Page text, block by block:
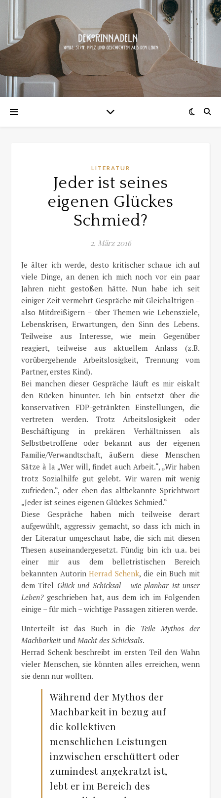
LITERATUR
Jeder ist seines
eigenen Glückes
Schmied?
2. März 2016
Je älter ich werde, desto kritischer schaue ich auf
viele Dinge, an denen ich mich noch vor ein paar
Jahren nicht gestoßen hätte. Nun habe ich seit
einiger Zeit vermehrt Gespräche mit Gleichaltrigen –
also Mitdreißigern – über Themen wie Lebensziele,
Lebenskrisen, Erwartungen, den Sinn des Lebens.
Teilweise aus Interesse, wie mein Gegenüber
reagiert, teilweise aus aktuellem Anlass (z.B.
vorübergehende Arbeitslosigkeit, Trennung vom
Partner, erstes Kind).
Bei manchen dieser Gespräche läuft es mir eiskalt
den Rücken hinunter. Ich bin entsetzt über die
konservativen FDP-getränkten Einstellungen, die
vertreten werden. Trotz Arbeitslosigkeit oder
Beschäftigung in prekären Verhältnissen als
Selbstbetroffene oder bekannt aus der eigenen
Familie/Verwandtschaft, äußern diese Menschen
Sätze à la „Wer will, findet auch Arbeit.“, „Wir haben
trotz Sozialhilfe gut gelebt. Wir waren mit wenig
zufrieden.“, oder eben das altbekannte Sprichtwort
„Jeder ist seines eigenen Glückes Schmied.“
Diese Gespräche haben mich teilweise derart
aufgewühlt, aggressiv gemacht, so dass ich mich in
der Literatur umgeschaut habe, die sich mit diesen
Thesen auseinandergesetzt. Fündig bin ich u.a. bei
einer mir aus dem belletristischen Bereich
bekannten AutorinHerrad Schenk, die ein Buch mit
dem Titel Glück und Schicksal – wie planbar ist unser
Leben? geschrieben hat, aus dem ich im Folgenden
einige – für mich – wichtige Passagen zitieren werde.
Unterteilt ist das Buch in die Teile Mythos der
Machbarkeitund Macht des Schicksals.
Herrad Schenk beschreibt im ersten Teil den Wahn
vieler Menschen, sie könnten alles erreichen, wenn
sie denn nur wollten.
Während der Mythos der
Machbarkeit in bezug auf
die kollektiven
menschlichen Leistungen
inzwischen erschüttert oder
zumindest angekratzt ist,
lebt er im Bereich des